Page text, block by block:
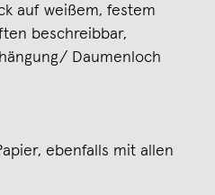
auf weißem, festem
beschreibbar,
Daumenloch
ebenfalls mit allen